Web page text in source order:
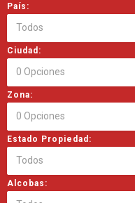
País:
Todos
Ciudad:
0 Opciones
Zona:
0 Opciones
Estado Propiedad:
Todos
Alcobas: